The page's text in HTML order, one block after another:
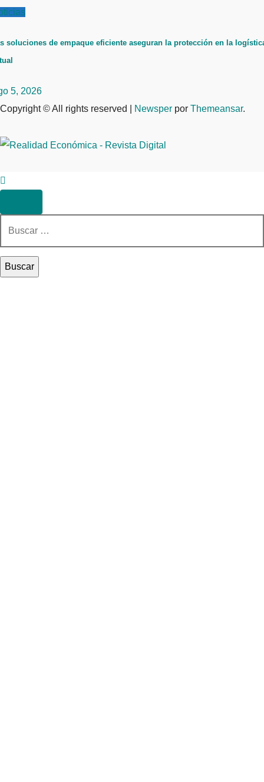
soluciones de empaque eficiente aseguran la protección en la
5, 2026
Copyright © All rights reserved
Newsper por Themeansar.